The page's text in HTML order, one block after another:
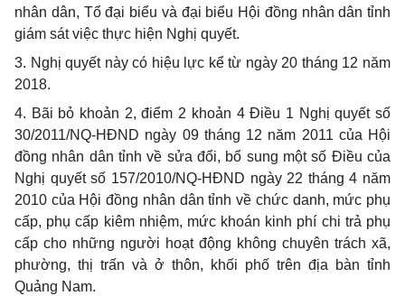
nhân dân, Tổ đại biểu và đại biểu Hội đồng nhân dân tỉnh
giám sát việc thực hiện Nghị quyết.
3. Nghị quyết này có hiệu lực kể từ ngày 20 tháng 12 năm
2018.
4. Bãi bỏ khoản 2, điểm 2 khoản 4 Điều 1 Nghị quyết số
30/2011/NQ-HĐND ngày 09 tháng 12 năm 2011 của Hội
đồng nhân dân tỉnh về sửa đổi, bổ sung một số Điều của
Nghị quyết số 157/2010/NQ-HĐND ngày 22 tháng 4 năm
2010 của Hội đồng nhân dân tỉnh về chức danh, mức phụ
cấp, phụ cấp kiêm nhiệm, mức khoán kinh phí chi trả phụ
cấp cho những người hoạt động không chuyên trách xã,
phường, thị trấn và ở thôn, khối phố trên địa bàn tỉnh
Quảng Nam.